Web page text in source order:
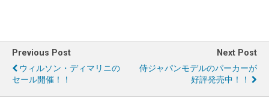
Previous Post
ウィルソン・ディマリニの
セール開催！！
Next Post
侍ジャパンモデルのパーカーが
好評発売中！！